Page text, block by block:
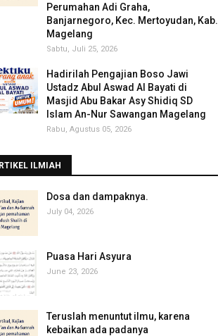
Perumahan Adi Graha,
Banjarnegoro, Kec. Mertoyudan, Kab.
Magelang
Sabtu, Juli 25, 2026
Hadirilah Pengajian Boso Jawi
Ustadz Abul Aswad Al Bayati di
Masjid Abu Bakar Asy Shidiq SD
Islam An-Nur Sawangan Magelang
Rabu, Agustus 05, 2026
ILMIAH
‎Dosa dan dampaknya.
July 04, 2026
Puasa Hari Asyura
June 23, 2026
Teruslah menuntut ilmu, karena
kebaikan ada padanya